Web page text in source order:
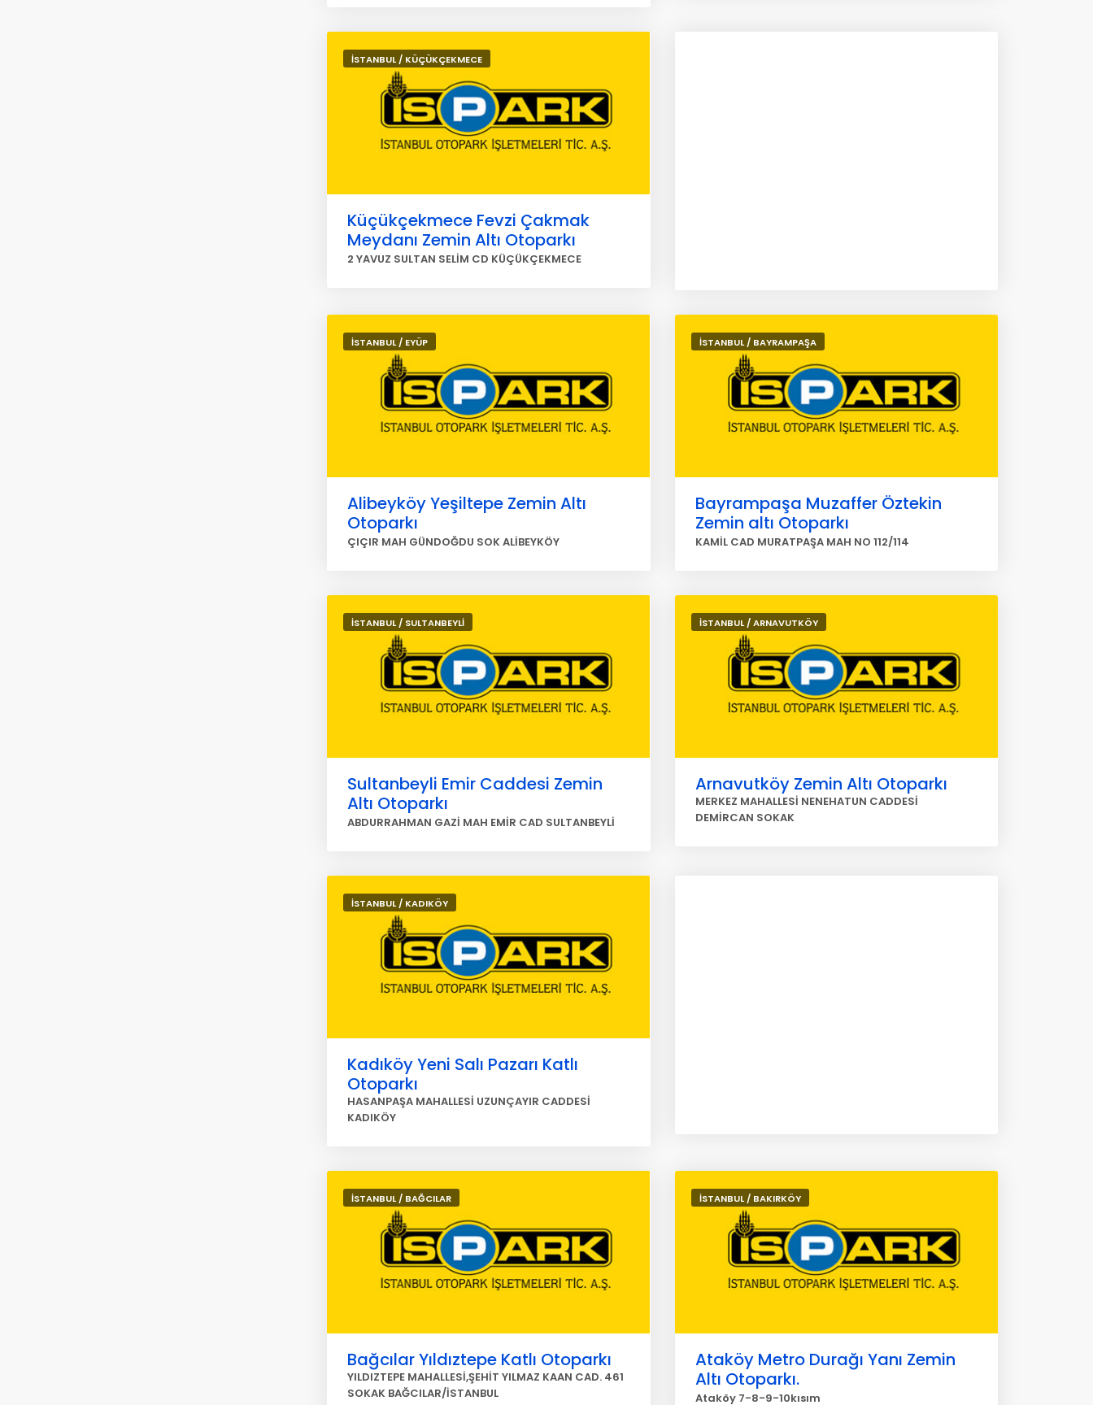
İSTANBUL / KÜÇÜKÇEKMECE
Küçükçekmece Fevzi Çakmak
Meydanı Zemin Altı Otoparkı
2 YAVUZ SULTAN SELİM CD KÜÇÜKÇEKMECE
İSTANBUL / EYÜP
Alibeyköy Yeşiltepe Zemin Altı
Otoparkı
ÇIÇIR MAH GÜNDOĞDU SOK ALİBEYKÖY
İSTANBUL / BAYRAMPAŞA
Bayrampaşa Muzaffer Öztekin
Zemin altı Otoparkı
KAMİL CAD MURATPAŞA MAH NO 112/114
İSTANBUL / SULTANBEYLİ
Sultanbeyli Emir Caddesi Zemin
Altı Otoparkı
ABDURRAHMAN GAZİ MAH EMİR CAD SULTANBEYLİ
İSTANBUL / ARNAVUTKÖY
Arnavutköy Zemin Altı Otoparkı
MERKEZ MAHALLESİ NENEHATUN CADDESİ
DEMİRCAN SOKAK
İSTANBUL / KADIKÖY
Kadıköy Yeni Salı Pazarı Katlı
Otoparkı
HASANPAŞA MAHALLESİ UZUNÇAYIR CADDESİ
KADIKÖY
İSTANBUL / BAĞCILAR
Bağcılar Yıldıztepe Katlı Otoparkı
YILDIZTEPE MAHALLESİ,ŞEHİT YILMAZ KAAN CAD. 461
SOKAK BAĞCILAR/İSTANBUL
İSTANBUL / BAKIRKÖY
Ataköy Metro Durağı Yanı Zemin
Altı Otoparkı.
Ataköy 7-8-9-10kısım